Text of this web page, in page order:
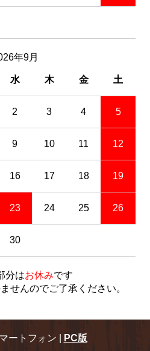
年9月
水 木 金 土
2 3 4 5
9 10 11 12
16 17 18 19
23 24 25 26
30
分はお休みです
せんのでご了承ください。
ートフォン | PC版